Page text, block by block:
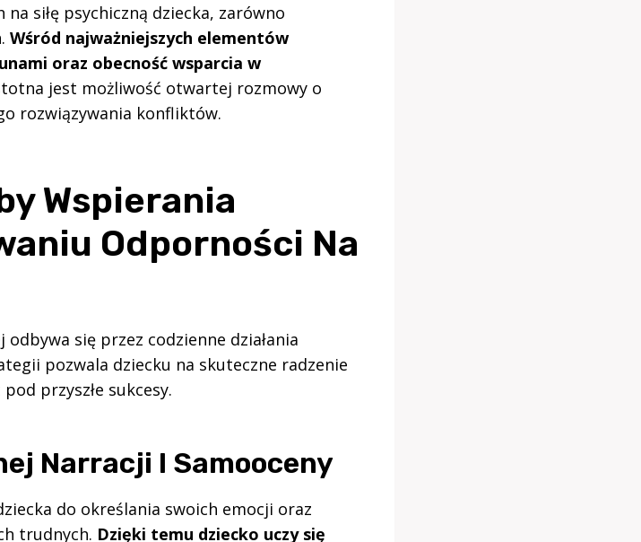
siłę psychiczną dziecka, zarówno
Wśród najważniejszych elementów
oraz obecność wsparcia w
jest możliwość otwartej rozmowy o
rozwiązywania konfliktów.
Wspierania
Odporności Na
się przez codzienne działania
pozwala dziecku na skuteczne radzenie
przyszłe sukcesy.
Narracji I Samooceny
do określania swoich emocji oraz
trudnych. Dzięki temu dziecko uczy się